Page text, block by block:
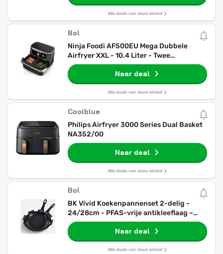
Alle deals van deze winkel
Bol
Ninja Foodi AF500EU Mega Dubbele
Airfryer XXL - 10.4 Liter - Twee
Kookvakken of Één MegaZone -
HeteluchtfriteuseNaar deal
Alle deals van deze winkel
Coolblue
Philips Airfryer 3000 Series Dual Basket
NA352/00
Naar deal
Alle deals van deze winkel
Bol
BK Vivid Koekenpannenset 2-delig -
24/28cm - PFAS-vrije antikleeflaag –
Koekenpan inductie – Keramische
koekenpan - Ovenbestendig tot 160°C –
Koudgrepen - Zwart
Naar deal
Alle deals van deze winkel